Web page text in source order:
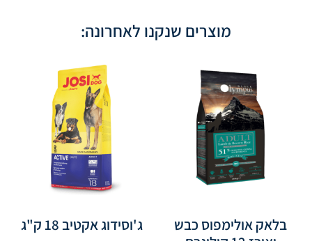
מוצרים שנקנו לאחרונה:
בלאק אולימפוס כבש
ג'וסידוג אקטיב 18 ק"ג